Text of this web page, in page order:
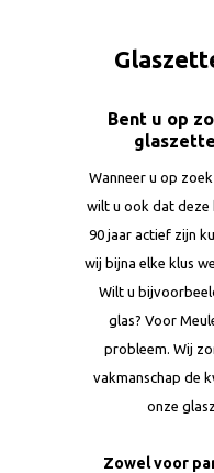
Bent u op
Wanneer u op
wilt u ook dat
90 jaar actief zijn
wij bijna elke klus
Wilt u
glas? Voor
probleem. Wij
vakmanschap de
onze
Zowel voor